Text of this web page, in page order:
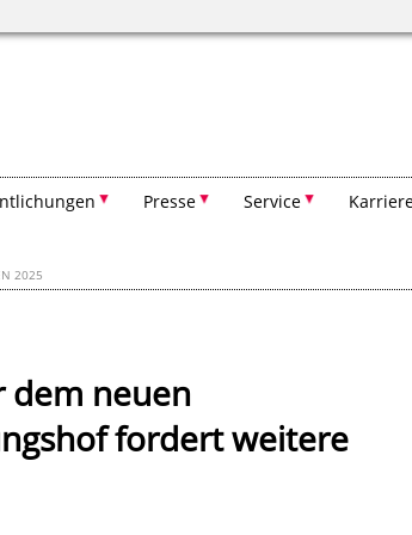
Presse Service
2025
dem neuen
fordert weitere